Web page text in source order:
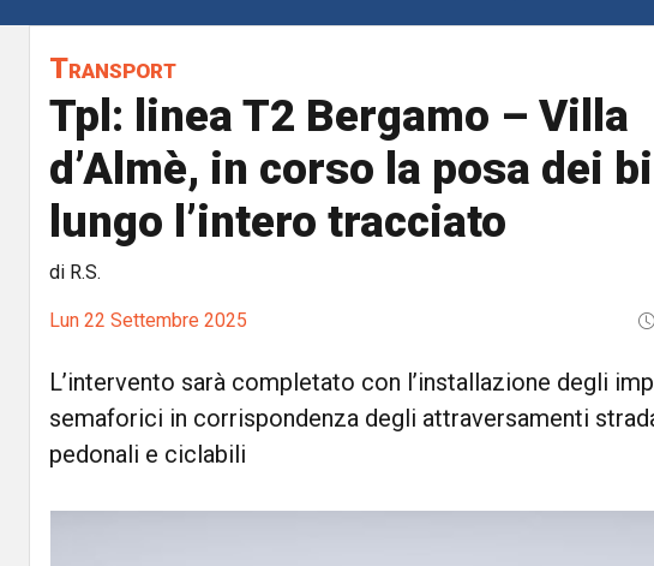
Transport
Tpl: linea T2 Bergamo – Villa
d’Almè, in corso la posa dei
lungo l’intero tracciato
di R.S.
Lun 22 Settembre 2025
L’intervento sarà completato con l’installazione degli
semaforici in corrispondenza degli attraversamenti
pedonali e ciclabili